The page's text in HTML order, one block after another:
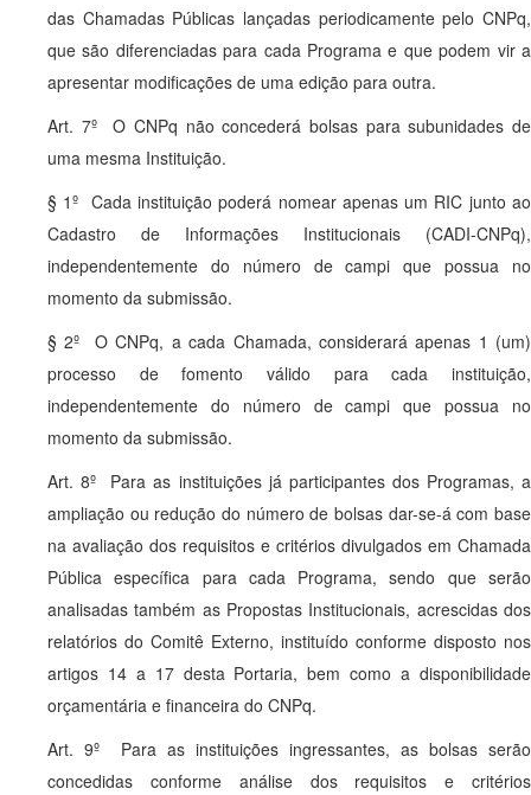
das Chamadas Públicas lançadas periodicamente pelo CNPq,
que são diferenciadas para cada Programa e que podem vir a
apresentar modificações de uma edição para outra.
Art. 7º O CNPq não concederá bolsas para subunidades de
uma mesma Instituição.
§ 1º Cada instituição poderá nomear apenas um RIC junto ao
Cadastro de Informações Institucionais (CADI-CNPq),
independentemente do número de campi que possua no
momento da submissão.
§ 2º O CNPq, a cada Chamada, considerará apenas 1 (um)
processo de fomento válido para cada instituição,
independentemente do número de campi que possua no
momento da submissão.
Art. 8º Para as instituições já participantes dos Programas, a
ampliação ou redução do número de bolsas dar-se-á com base
na avaliação dos requisitos e critérios divulgados em Chamada
Pública específica para cada Programa, sendo que serão
analisadas também as Propostas Institucionais, acrescidas dos
relatórios do Comitê Externo, instituído conforme disposto nos
artigos 14 a 17 desta Portaria, bem como a disponibilidade
orçamentária e financeira do CNPq.
Art. 9º Para as instituições ingressantes, as bolsas serão
concedidas conforme análise dos requisitos e critérios